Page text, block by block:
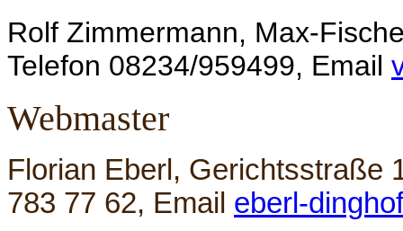
Rolf Zimmermann, Max-
Telefon 08234/959499, Email
Webmaster
Florian Eberl, Gerichtsstraße
783 77 62, Email eberl-